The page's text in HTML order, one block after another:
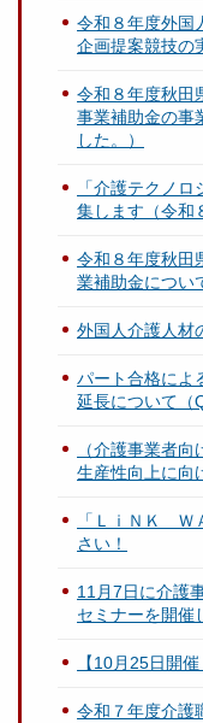
令和８年度外国
企画提案競技の
令和８年度秋田
事業補助金の事
した。）
「介護テクノ
集します（令和
令和８年度秋田
業補助金につい
外国人介護人材
パート合格によ
延長について（
（介護事業者
生産性向上に向
「ＬｉＮＫ
さい！
11月7日に介護
セミナーを開催
【10月25日開
令和７年度介護